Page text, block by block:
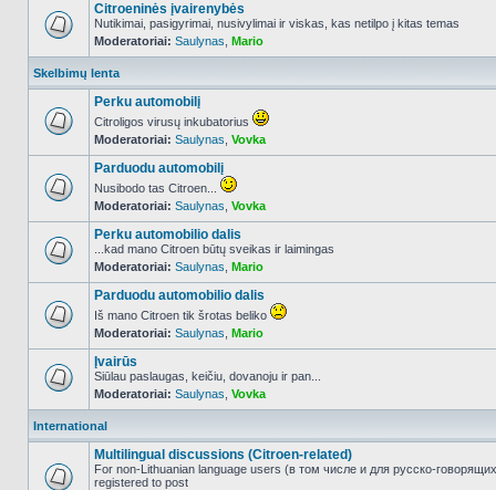
NO_UNREAD_POSTS
Citroeninės įvairenybės
Nutikimai, pasigyrimai, nusivylimai ir viskas, kas netilpo į kitas temas
Moderatoriai: Saulynas Mario
Skelbimų lenta
NO_UNREAD_POSTS
Perku automobilį
Citroligos virusų inkubatorius
Moderatoriai: Saulynas Vovka
NO_UNREAD_POSTS
Parduodu automobilį
Nusibodo tas Citroen...
Moderatoriai: Saulynas Vovka
NO_UNREAD_POSTS
Perku automobilio dalis
...kad mano Citroen būtų sveikas ir laimingas
Moderatoriai: Saulynas Mario
NO_UNREAD_POSTS
Parduodu automobilio dalis
Iš mano Citroen tik šrotas beliko
Moderatoriai: Saulynas Mario
NO_UNREAD_POSTS
Įvairūs
Siūlau paslaugas, keičiu, dovanoju ir pan...
Moderatoriai: Saulynas Vovka
International
Multilingual discussions (Citroen-related)
For non-Lithuanian language users (в том числе и для русско-
registered to post